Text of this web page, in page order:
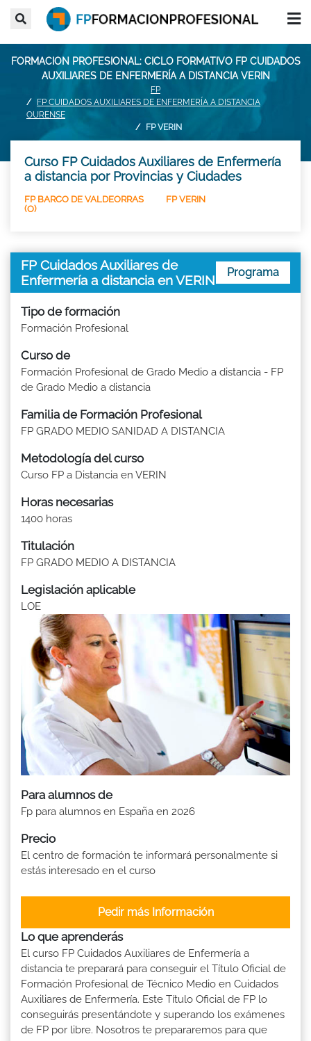
FORMACION PROFESIONAL: CICLO FORMATIVO FP CUIDADOS
AUXILIARES DE ENFERMERÍA A DISTANCIA VERIN
FP
FP CUIDADOS AUXILIARES DE ENFERMERÍA A DISTANCIA
OURENSE
FP VERIN
Curso FP Cuidados Auxiliares de Enfermería
a distancia por Provincias y Ciudades
FP BARCO DE VALDEORRAS
(O)
FP VERIN
FP Cuidados Auxiliares de
Enfermería a distancia en VERIN
Programa
Tipo de formación
Formación Profesional
Curso de
Formación Profesional de Grado Medio a distancia - FP
de Grado Medio a distancia
Familia de Formación Profesional
FP GRADO MEDIO SANIDAD A DISTANCIA
Metodología del curso
Curso FP a Distancia en VERIN
Horas necesarias
1400 horas
Titulación
FP GRADO MEDIO A DISTANCIA
Legislación aplicable
LOE
Para alumnos de
Fp para alumnos en España en 2026
Precio
El centro de formación te informará personalmente si
estás interesado en el curso
Pedir más Información
Lo que aprenderás
El curso FP Cuidados Auxiliares de Enfermería a
distancia te preparará para conseguir el Título Oficial de
Formación Profesional de Técnico Medio en Cuidados
Auxiliares de Enfermería. Este Título Oficial de FP lo
conseguirás presentándote y superando los exámenes
de FP por libre. Nosotros te prepararemos para que